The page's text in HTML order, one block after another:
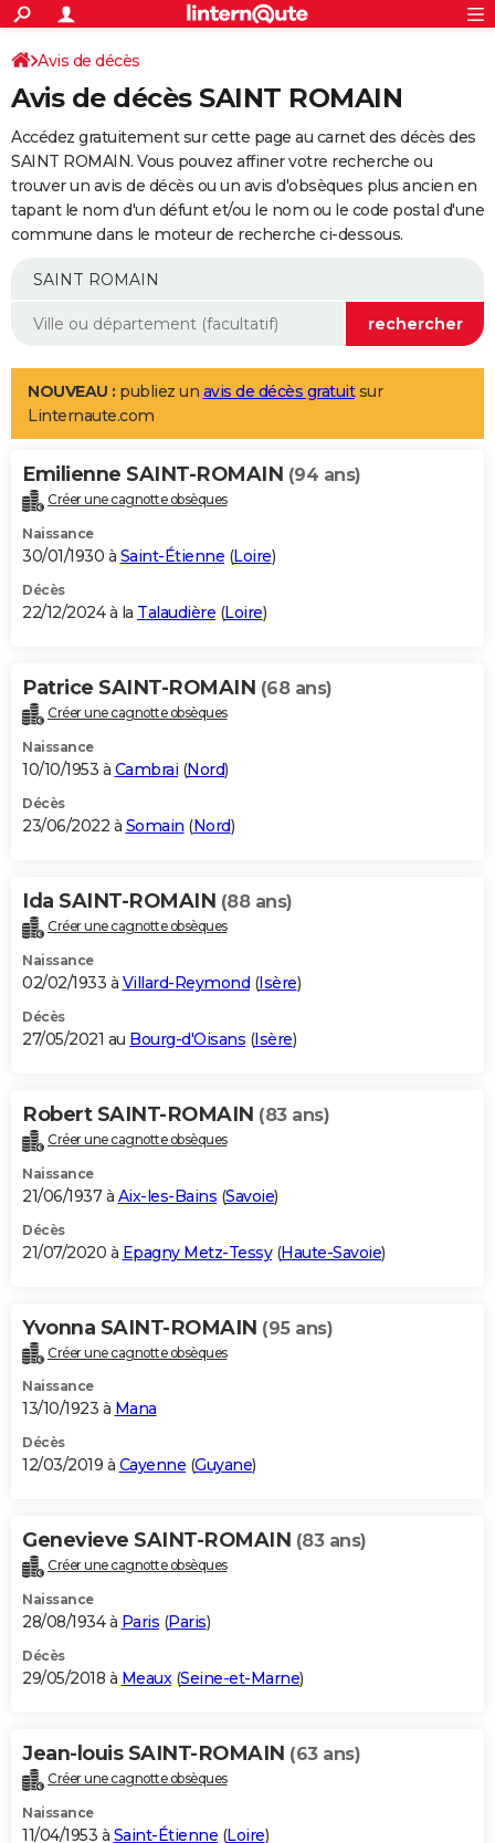
ACTUALITÉS
Politique
Société
Faits Divers
Education
Monde
Villes
+
SPORT
Coupe du monde 2026
Football
Tennis
Cyclisme
Rugby
Forum
Programme TV
TNT
Streaming
Cinéma
Sorties cinéma
Musique
+
FINANCE
Retraite
Epargne
Immobilier
Risques naturels par ville
Assurance
AUTO
Essais
Réserver un essai
Citadines
Berlines
SUV
Forum auto
+
Mobiles
Meilleur smartphone
Internet
Ordinateurs
Jeux vidéo
Guide high-tech
Aménagement intérieur
LIFESTYLE
Art de vivre
Bien-être
Loisirs
Mode
Modes de vie
Alimentation
Guide de la santé
Maladies
Médicaments
Sommeil
VOYAGE
Destinations
City break
Voyage nature
Voyage de noces
Forum
Climat
+PHOTO
GUIDES D'ACHAT
BONS PLANS
Carte de Noël
Carte Bonne année
Carte Saint-Valentin
Carte Pâques
Carte d'anniversaire
DICTIONNAIRE
Dictionnaire
Biographies
Citations
Expressions
Proverbes
PROGRAMME TV
S'inscrire
Se connecter
Lycées
Collèges
Primaires
Universités
Entreprises
Service militaire
Avis de recherche
AVIS DE DÉCÈS
Bricolage
Lifestyle
Culture
Sport
Auto
Television
Voyage
Cinema
Avis de décès
Avis de décès SAINT ROMAIN
Accédez gratuitement sur cette page au carnet des décès des
SAINT ROMAIN. Vous pouvez affiner votre recherche ou
trouver un avis de décès ou un avis d'obsèques plus ancien en
tapant le nom d'un défunt et/ou le nom ou le code postal d'une
commune dans le moteur de recherche ci-dessous.
NOUVEAU : publiez un avis de décès gratuitsur
Linternaute.com
Emilienne SAINT-ROMAIN (94 ans)
Créer une cagnotte obsèques
Naissance
30/01/1930 à Saint-Étienne (Loire)
Décès
22/12/2024 à la Talaudière (Loire)
Patrice SAINT-ROMAIN (68 ans)
Créer une cagnotte obsèques
Naissance
10/10/1953 à Cambrai (Nord)
Décès
23/06/2022 à Somain (Nord)
Ida SAINT-ROMAIN (88 ans)
Créer une cagnotte obsèques
Naissance
02/02/1933 à Villard-Reymond (Isère)
Décès
27/05/2021 au Bourg-d'Oisans (Isère)
Robert SAINT-ROMAIN (83 ans)
Créer une cagnotte obsèques
Naissance
21/06/1937 à Aix-les-Bains (Savoie)
Décès
21/07/2020 à Epagny Metz-Tessy(Haute-Savoie)
Yvonna SAINT-ROMAIN (95 ans)
Créer une cagnotte obsèques
Naissance
13/10/1923 à Mana
Décès
12/03/2019 à Cayenne (Guyane)
Genevieve SAINT-ROMAIN (83 ans)
Créer une cagnotte obsèques
Naissance
28/08/1934 à Paris (Paris)
Décès
29/05/2018 à Meaux(Seine-et-Marne)
Jean-louis SAINT-ROMAIN (63 ans)
Créer une cagnotte obsèques
Naissance
11/04/1953 à Saint-Étienne (Loire)